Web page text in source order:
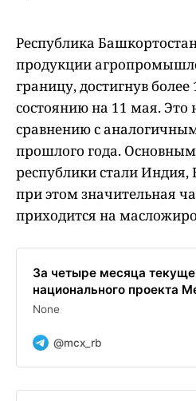
Республика
продукции
границу, достигнув
состоянию на 11 мая. Это
сравнению с
прошлого года.
республики стали Индия,
при этом значительная
приходится на
За четыре месяца
национального проекта
None
@mcx_rb